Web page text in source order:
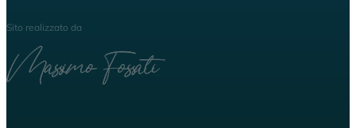
Sito realizzato da